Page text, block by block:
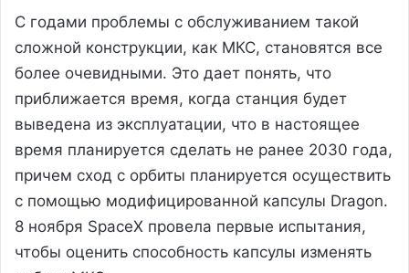
С годами проблемы с обслуживанием такой
сложной конструкции, как МКС, становятся все
более очевидными. Это дает понять, что
приближается время, когда станция будет
выведена из эксплуатации, что в настоящее
время планируется сделать не ранее 2030 года,
причем сход с орбиты планируется осуществить
с помощью модифицированной капсулы Dragon.
8 ноября SpaceX провела первые испытания,
чтобы оценить способность капсулы изменять